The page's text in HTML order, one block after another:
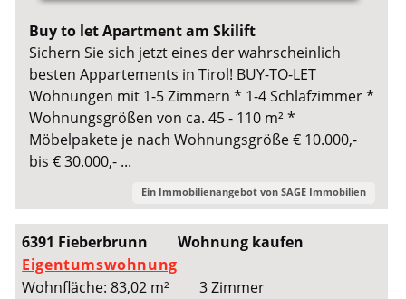
Buy to let Apartment am Skilift
Sichern Sie sich jetzt eines der wahrscheinlich
besten Appartements in Tirol! BUY-TO-LET
Wohnungen mit 1-5 Zimmern * 1-4 Schlafzimmer *
Wohnungsgrößen von ca. 45 - 110 m² *
Möbelpakete je nach Wohnungsgröße € 10.000,-
bis € 30.000,- ...
Ein Immobilienangebot von SAGE Immobilien
6391 Fieberbrunn
Wohnung kaufen
Eigentumswohnung
Wohnfläche: 83,02 m²
3 Zimmer